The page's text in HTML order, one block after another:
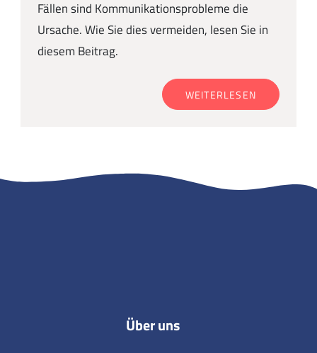
Fällen sind Kommunikationsprobleme die
Ursache. Wie Sie dies vermeiden, lesen Sie in
diesem Beitrag.
WEITERLESEN
Über uns